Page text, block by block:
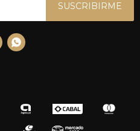
SUSCRIBIRME
